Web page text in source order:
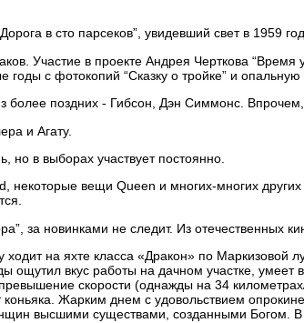
в сто парсеков”, увидевший свет в 1959
Участие в проекте Андрея Черткова “Время
с фотокопий “Сказку о тройке” и
поздних - Гибсон, Дэн Симмонс. Впрочем,
и Агату.
но в выборах участвует постоянно.
вещи Queen и многих-многих других
новинками не следит. Из отечественных
на яхте класса «Дракон» по Маркизовой
ощутил вкус работы на дачном участке,
скорости (однажды на 34
коньяка. Жарким днем с удовольствием
высшими существами, созданными Богом.